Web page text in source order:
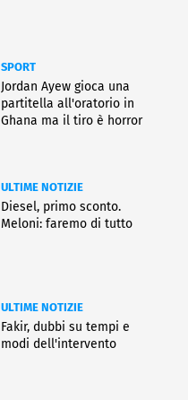
SPORT
Jordan Ayew gioca una
partitella all'oratorio in
Ghana ma il tiro è horror
ULTIME NOTIZIE
Diesel, primo sconto.
Meloni: faremo di tutto
ULTIME NOTIZIE
Fakir, dubbi su tempi e
modi dell'intervento